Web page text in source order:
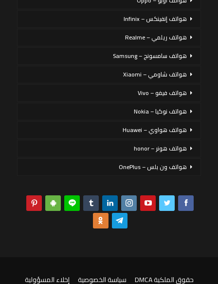
هواتف إنفينكس – Infinix
هواتف ريلمي – Realme
هواتف سامسونج – Samsung
هواتف شاومي – Xiaomi
هواتف فيفو – Vivo
هواتف نوكيا – Nokia
هواتف هواوي – Huawei
هواتف هونر – honor
هواتف ون بلس – OnePlus
حقوق الملكية DMCA سياسة الخصوصية إخلاء المسؤولية